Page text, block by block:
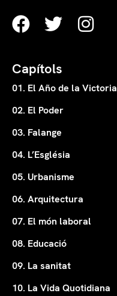
Capítols
01. El Año de la Victoria
02. El Poder
03. Falange
04. L’Església
05. Urbanisme
06. Arquitectura
07. El món laboral
08. Educació
09. La sanitat
10. La Vida Quotidiana